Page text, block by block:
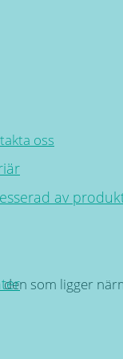
oss
av
som ligger